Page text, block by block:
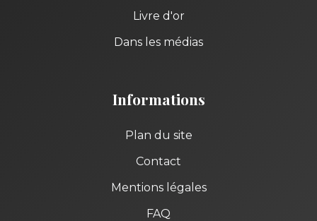
Livre d'or
Dans les médias
Informations
Plan du site
Contact
Mentions légales
FAQ